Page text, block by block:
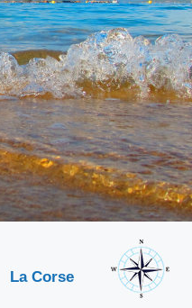
La Corse